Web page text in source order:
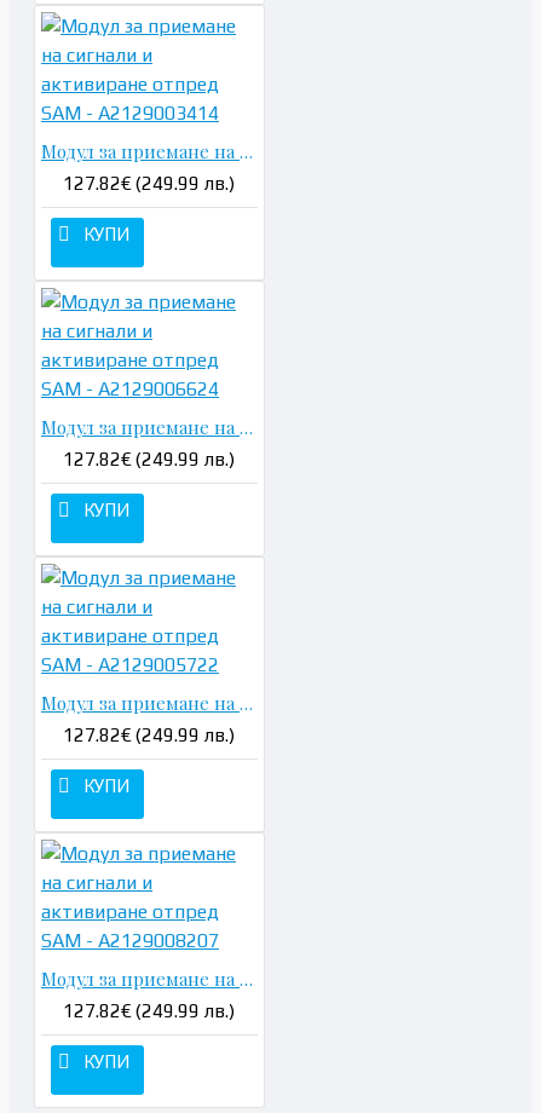
Модул за приемане на сигнали и активиране отпред SAM - A2129003414
127.82€ (249.99 лв.)
КУПИ
Модул за приемане на сигнали и активиране отпред SAM - A2129006624
127.82€ (249.99 лв.)
КУПИ
Модул за приемане на сигнали и активиране отпред SAM - A2129005722
127.82€ (249.99 лв.)
КУПИ
Модул за приемане на сигнали и активиране отпред SAM - A2129008207
127.82€ (249.99 лв.)
КУПИ